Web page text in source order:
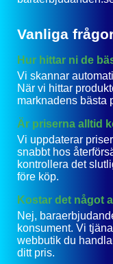
Vanliga
Hur hittar ni de
Vi skannar
När vi hittar
marknadens bästa
Är priserna alltid
Vi uppdaterar
snabbt hos
kontrollera det
före köp.
Kostar det något
Nej,
konsument. Vi
webbutik du
ditt pris.